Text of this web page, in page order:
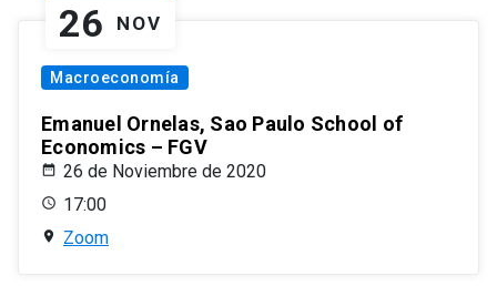
26 NOV
Macroeconomía
Emanuel Ornelas, Sao Paulo School of
Economics – FGV
26 de Noviembre de 2020
17:00
Zoom